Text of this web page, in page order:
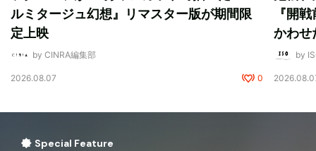
ルミタージュ幻想』リマスター版が期間限
定上映
by CINRA編集部
2026.08.07 0
『開
かわせ
by
Special Feature